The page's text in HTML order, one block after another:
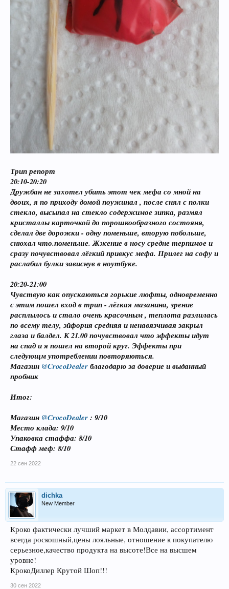
Трип репорт
20:10-20:20
Дружбан не захотел убить этот чек мефа со мной на
двоих, я по приходу домой поужинал , после снял с полки
стекло, высыпал на стекло содержимое зипка, размял
кристаллы карточкой до порошкообразного состояня,
сделал две дорожки - одну поменьше, вторую побольше,
снюхал что.поменьше. Жжение в носу средне терпимое и
сразу почувствовал лёгкий привкус мефа. Прилег на софу и
раслабил булки зависнув в ноутбуке.
20:20-21:00
Чувствую как опускаються горькие люфты, одновременно
с этим пошел вход в трип - лёгкая мазанина, зрение
расплылось и стало очень красочным , теплота разлилась
по всему телу, эйфория средняя и ненавязчивая закрыл
глаза и балдел. К 21.00 почувствовал что эффекты идут
на спад и я пошел на второй круг. Эффекты при
следующм употреблении повторяються.
Магазин @CrocoDealerблагодарю за доверие и выданный
пробник
Итог:
Магазин @CrocoDealer: 9/10
Место клада: 9/10
Упаковка стаффа: 8/10
Стафф меф: 8/10
22 сен 2022
dichka
New Member
Кроко фактически лучший маркет в Молдавии, ассортимент
всегда роскошный,цены лояльные, отношение к покупателю
серьезное,качество продукта на высоте!Все на высшем
уровне!
КрокоДиллер Крутой Шоп!!!
30 сен 2022